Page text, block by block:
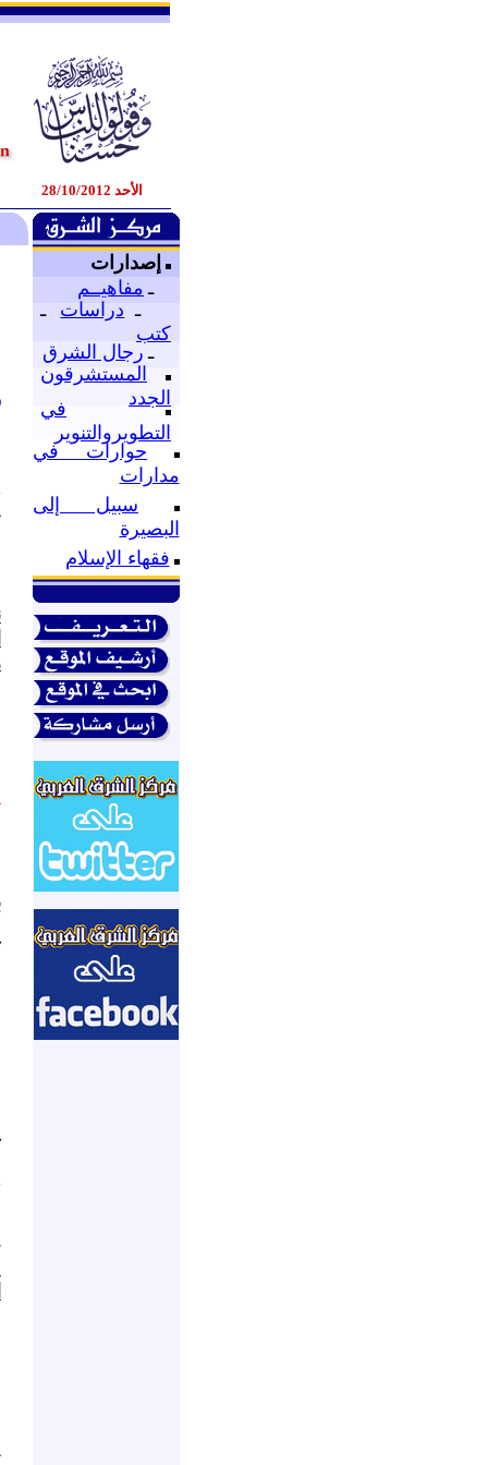
الأحد 28/10/2012
إصدارات
ـ مفاهيــم
ـ دراسات
ـ
كتب
ـ رجال الشرق
المستشرقون
الجدد
في
التطويروالتنوير
حوارات في
مدارات
سبيل إلى
البصيرة
فقهاء الإسلام